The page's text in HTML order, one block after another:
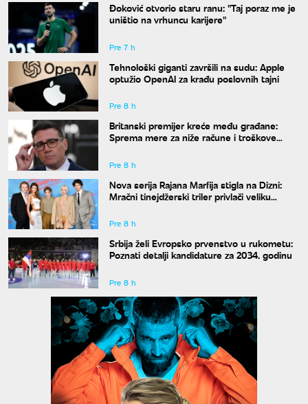
Đoković otvorio staru ranu: "Taj poraz me je
uništio na vrhuncu karijere"
Pre 7 h
Tehnološki giganti završili na sudu: Apple
optužio OpenAI za krađu poslovnih tajni
Pre 8 h
Britanski premijer kreće među građane:
Sprema mere za niže račune i troškove
Pre 8 h
Nova serija Rajana Marfija stigla na Dizni:
Mračni tinejdžerski triler privlači veliku
Pre 8 h
Srbija želi Evropsko prvenstvo u rukometu:
Poznati detalji kandidature za 2034. godinu
Pre 8 h